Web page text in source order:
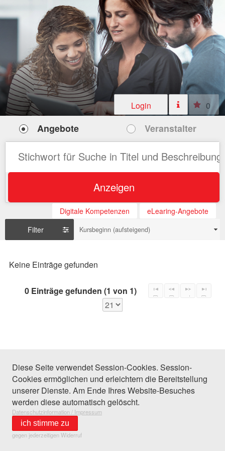
Login 0
Angebote Veranstalter
Anzeigen
Digitale Kompetenzen
eLearing-Angebote
Filter
Kursbeginn (aufsteigend)
Keine Einträge gefunden
0 Einträge gefunden (1 von 1)
Diese Seite verwendet Session-Cookies. Session-
Cookies ermöglichen und erleichtern die Bereitstellung
unserer Dienste. Am Ende Ihres Website-Besuches
werden diese automatisch gelöscht.
Datenschutzinformation / Impressum
ich stimme zu
gegen jederzeitigen Widerruf